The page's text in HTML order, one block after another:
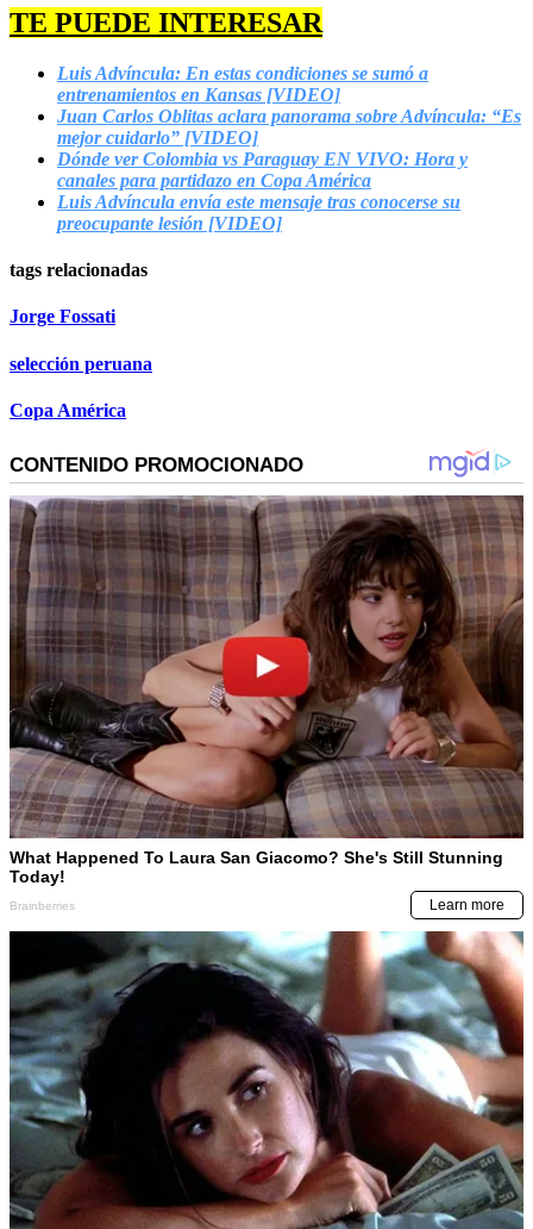
TE PUEDE INTERESAR
Luis Advíncula: En estas condiciones se sumó a
entrenamientos en Kansas [VIDEO]
Juan Carlos Oblitas aclara panorama sobre Advíncula: “Es
mejor cuidarlo” [VIDEO]
Dónde ver Colombia vs Paraguay EN VIVO: Hora y
canales para partidazo en Copa América
Luis Advíncula envía este mensaje tras conocerse su
preocupante lesión [VIDEO]
tags relacionadas
Jorge Fossati
selección peruana
Copa América